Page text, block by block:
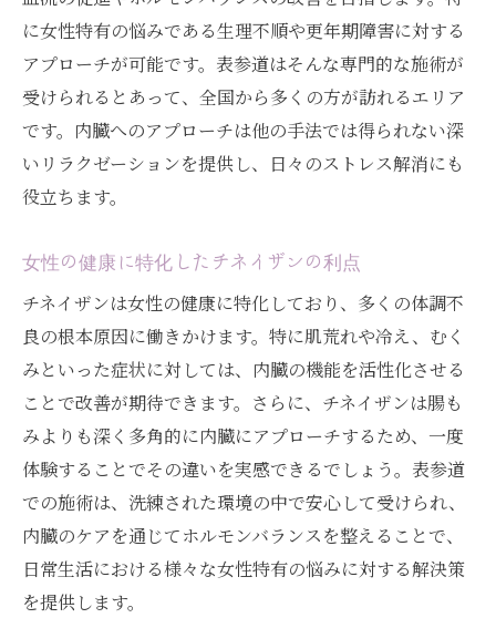
施術後の内臓の変化と健康への影響
腸もみに代わる選択としてのチネイザン
長期的な健康改善のためのチネイザン
更年期障害と生理不順に効く表参道のチネイザ
ン施術の魅力
ホルモンバランスの調整とチネイザン
表参道のサロンで体感する施術の違い
生理不順改善に向けた具体的効果
チネイザンがもたらすホルモン調整のメカ
ニズム
女性特有の悩みを解消するための施術プラ
ン
肌荒れとむくみを解消するチネイザンの力 / 表
参道で体験しよう
に女性特有の悩みである生理不順や更年期障害に対する
アプローチが可能です。表参道はそんな専門的な施術が
受けられるとあって、全国から多くの方が訪れるエリア
です。内臓へのアプローチは他の手法では得られない深
いリラクゼーションを提供し、日々のストレス解消にも
役立ちます。
女性の健康に特化したチネイザンの利点
チネイザンは女性の健康に特化しており、多くの体調不
良の根本原因に働きかけます。特に肌荒れや冷え、むく
みといった症状に対しては、内臓の機能を活性化させる
ことで改善が期待できます。さらに、チネイザンは腸も
みよりも深く多角的に内臓にアプローチするため、一度
体験することでその違いを実感できるでしょう。表参道
での施術は、洗練された環境の中で安心して受けられ、
内臓のケアを通じてホルモンバランスを整えることで、
日常生活における様々な女性特有の悩みに対する解決策
を提供します。